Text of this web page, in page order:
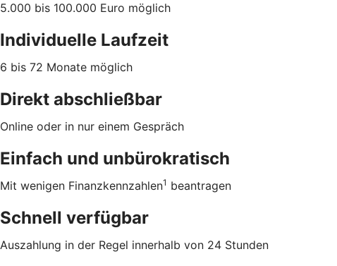
5.000 bis 100.000 Euro möglich
Individuelle Laufzeit
6 bis 72 Monate möglich
Direkt abschließbar
Online oder in nur einem Gespräch
Einfach und unbürokratisch
Mit wenigen Finanzkennzahlen1 beantragen
Schnell verfügbar
Auszahlung in der Regel innerhalb von 24 Stunden